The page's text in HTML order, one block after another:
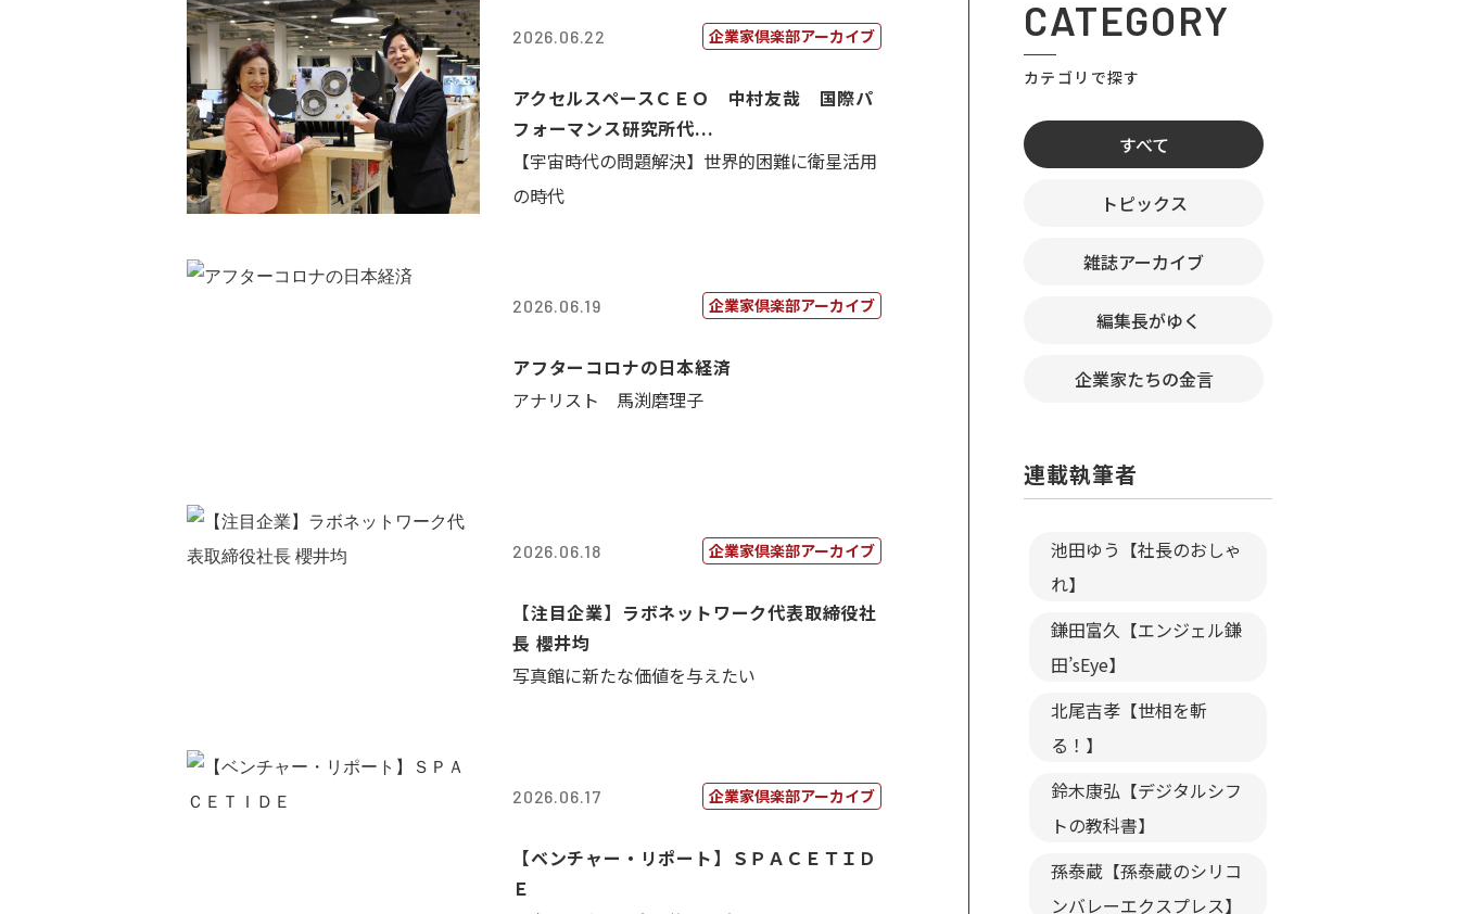
2026.06.22 企業家倶楽部アーカイブ
アクセルスペースＣＥＯ 中村友哉 国際パ
フォーマンス研究所代...
【宇宙時代の問題解決】世界的困難に衛星活用
の時代
2026.06.19 企業家倶楽部アーカイブ
アフターコロナの日本経済
アナリスト 馬渕磨理子
2026.06.18 企業家倶楽部アーカイブ
【注目企業】ラボネットワーク代表取締役社
長 櫻井均
写真館に新たな価値を与えたい
2026.06.17 企業家倶楽部アーカイブ
【ベンチャー・リポート】ＳＰＡＣＥＴＩＤ
Ｅ
CATEGORY
カテゴリで探す
すべて
トピックス
雑誌アーカイブ
編集長がゆく
企業家たちの金言
連載執筆者
池田ゆう【社長のおしゃ
れ】
鎌田富久【エンジェル鎌
田’sEye】
北尾吉孝【世相を斬
る！】
鈴木康弘【デジタルシフ
トの教科書】
孫泰蔵【孫泰蔵のシリコ
ンバレーエクスプレス】